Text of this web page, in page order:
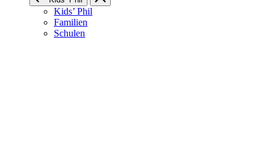
Kids’ Phil
Familien
Schulen